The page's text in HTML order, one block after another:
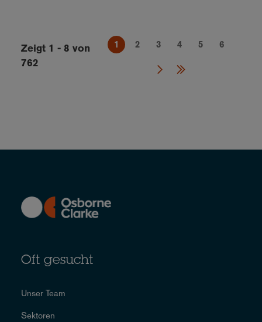
Zeigt 1 - 8 von
762
1 2 3 4 5 6
Oft gesucht
Unser Team
Sektoren